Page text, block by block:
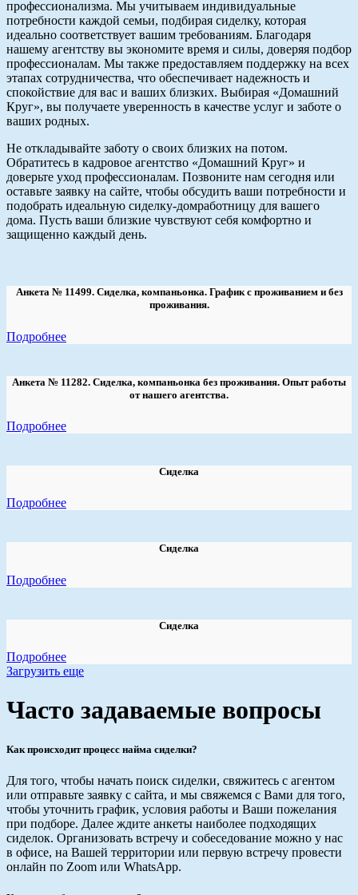
профессионализма. Мы учитываем индивидуальные
потребности каждой семьи, подбирая сиделку, которая
идеально соответствует вашим требованиям. Благодаря
нашему агентству вы экономите время и силы, доверяя подбор
профессионалам. Мы также предоставляем поддержку на всех
этапах сотрудничества, что обеспечивает надежность и
спокойствие для вас и ваших близких. Выбирая «Домашний
Круг», вы получаете уверенность в качестве услуг и заботе о
ваших родных.
Не откладывайте заботу о своих близких на потом.
Обратитесь в кадровое агентство «Домашний Круг» и
доверьте уход профессионалам. Позвоните нам сегодня или
оставьте заявку на сайте, чтобы обсудить ваши потребности и
подобрать идеальную сиделку-домработницу для вашего
дома. Пусть ваши близкие чувствуют себя комфортно и
защищенно каждый день.
Анкета № 11499. Сиделка, компаньонка. График с проживанием и без
проживания.
Подробнее
Анкета № 11282. Сиделка, компаньонка без проживания. Опыт работы
от нашего агентства.
Подробнее
Сиделка
Подробнее
Сиделка
Подробнее
Сиделка
Подробнее
Загрузить еще
Часто задаваемые вопросы
Как происходит процесс найма сиделки?
Для того, чтобы начать поиск сиделки, свяжитесь с агентом
или отправьте заявку с сайта, и мы свяжемся с Вами для того,
чтобы уточнить график, условия работы и Ваши пожелания
при подборе. Далее ждите анкеты наиболее подходящих
сиделок. Организовать встречу и собеседование можно у нас
в офисе, на Вашей территории или первую встречу провести
онлайн по Zoom или WhatsApp.